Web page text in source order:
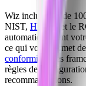
Wiz inclut plus de
NIST, HIPAA
et le
automatiquement
ce qui vous permet
conformité
. Ces
règles de
recommandations.